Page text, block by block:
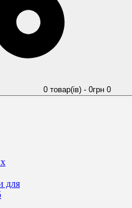
0 товар(ів) - 0грн 0
для